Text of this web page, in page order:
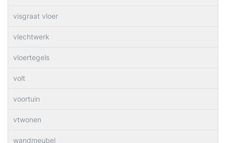
visgraat vloer
vlechtwerk
vloertegels
volt
voortuin
vtwonen
wandmeubel